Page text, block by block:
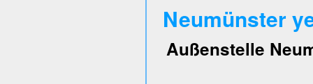
Neumünster
Außenstelle